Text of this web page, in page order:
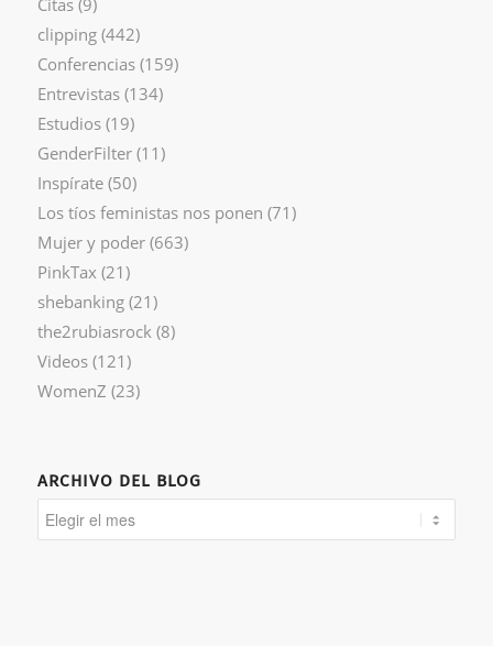
clipping(442)
Conferencias(159)
Entrevistas(134)
Estudios(19)
GenderFilter(11)
Inspírate(50)
Los tíos feministas nos ponen (71)
Mujer y poder(663)
PinkTax (21)
shebanking(21)
the2rubiasrock (8)
Videos(121)
WomenZ (23)
ARCHIVO DEL BLOG